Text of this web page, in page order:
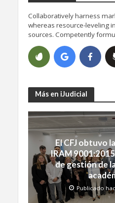
Collaboratively harness
whereas resource-leveling
sources. Competently
Más en iJudicial
El CFJ obtuvo
IRAM
de gestión de
Publicado